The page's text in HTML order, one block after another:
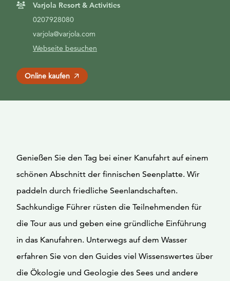
Varjola Resort & Activities
0207928080
varjola@varjola.com
Webseite besuchen
Online kaufen
Genießen Sie den Tag bei einer Kanufahrt auf einem
schönen Abschnitt der finnischen Seenplatte. Wir
paddeln durch friedliche Seenlandschaften.
Sachkundige Führer rüsten die Teilnehmenden für
die Tour aus und geben eine gründliche Einführung
in das Kanufahren. Unterwegs auf dem Wasser
erfahren Sie von den Guides viel Wissenswertes über
die Ökologie und Geologie des Sees und andere